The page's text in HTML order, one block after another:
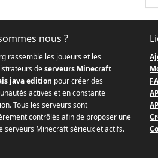
nous ?
rassemble les joueurs et les
deserveurs Minecraft
java edition pour créer des
actives et en constante
Tous les serveurs sont
contrôlés afin de proposer une
serveurs Minecraft sérieux et actifs.